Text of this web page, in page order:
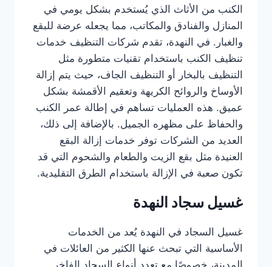
الكنب من الأثاث الذي يُستخدم بشكل يومي في
المنازل والفنادق والمكاتب، مما يجعله عرضة للبقع
والغبار. في النهدة، تقدم شركات التنظيف خدمات
تنظيف الكنب باستخدام تقنيات متطورة مثل
التنظيف بالبخار أو التنظيف الجاف، حيث يتم إزالة
الأوساخ والروائح الكريهة وتعقيم الأقمشة بشكل
عميق. هذه العمليات تساهم في إطالة عمر الكنب
والحفاظ على مظهره الجميل. بالإضافة إلى ذلك،
العديد من الشركات توفر خدمات إزالة البقع
العنيدة مثل بقع الزيت والطعام والشحوم التي قد
تكون صعبة في الإزالة باستخدام الطرق التقليدية.
غسيل سجاد النهدة
غسيل السجاد في النهدة يُعد من الخدمات
الأساسية التي تبحث عنها الكثير من العائلات في